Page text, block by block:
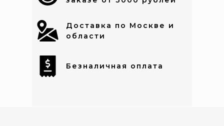
Доставка по Москве и
области
Безналичная оплата